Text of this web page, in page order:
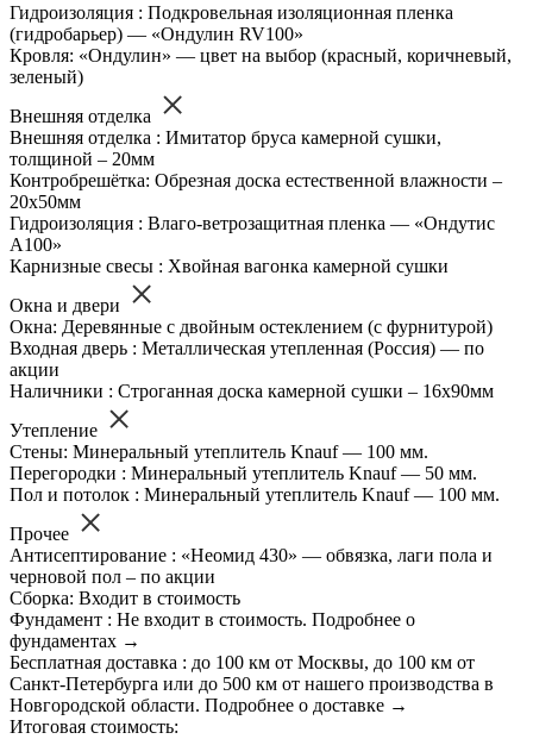
Гидроизоляция : Подкровельная изоляционная пленка
(гидробарьер) — «Ондулин RV100»
Кровля: «Ондулин» — цвет на выбор (красный, коричневый,
зеленый)
Внешняя отделка
Внешняя отделка : Имитатор бруса камерной сушки,
толщиной – 20мм
Контробрешётка: Обрезная доска естественной влажности –
20х50мм
Гидроизоляция : Влаго-ветрозащитная пленка — «Ондутис
А100»
Карнизные свесы : Хвойная вагонка камерной сушки
Окна и двери
Окна: Деревянные с двойным остеклением (с фурнитурой)
Входная дверь : Металлическая утепленная (Россия) — по
акции
Наличники : Строганная доска камерной сушки – 16х90мм
Утепление
Стены: Минеральный утеплитель Knauf — 100 мм.
Перегородки : Минеральный утеплитель Knauf — 50 мм.
Пол и потолок : Минеральный утеплитель Knauf — 100 мм.
Прочее
Антисептирование : «Неомид 430» — обвязка, лаги пола и
черновой пол – по акции
Сборка: Входит в стоимость
Фундамент : Не входит в стоимость. Подробнее о
фундаментах →
Бесплатная доставка : до 100 км от Москвы, до 100 км от
Санкт-Петербурга или до 500 км от нашего производства в
Новгородской области. Подробнее о доставке →
Итоговая стоимость: